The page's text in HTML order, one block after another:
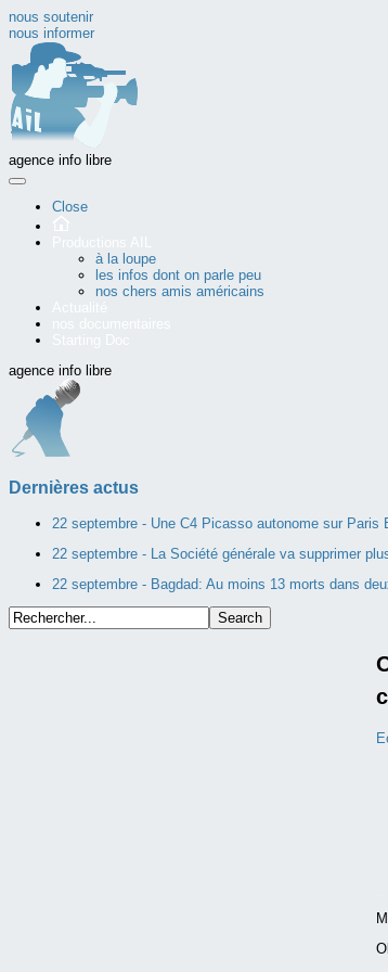
nous soutenir
nous informer
agence info libre
Close
à la loupe
les infos dont on parle peu
nos chers amis américains
agence info libre
Dernières actus
22 septembre - Une C4 Picasso autonome sur Paris
22 septembre - La Société générale va supprimer
22 septembre - Bagdad: Au moins 13 morts dans